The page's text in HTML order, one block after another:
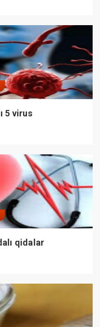
5 virus
qidalar